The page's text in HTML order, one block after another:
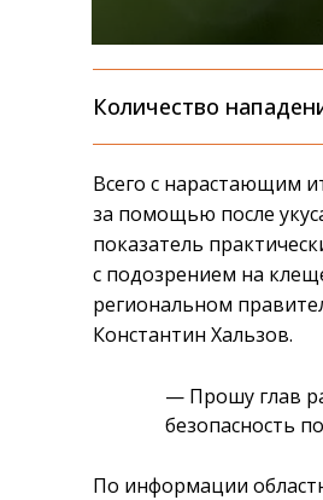
Количество
Всего с нарастающим
за помощью после
показатель
с подозрением на
региональном
Константин Хальзов.
—Прошу глав
безопасность
По информации